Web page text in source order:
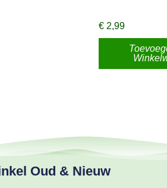
€ 2,99
Oud & Nieuw